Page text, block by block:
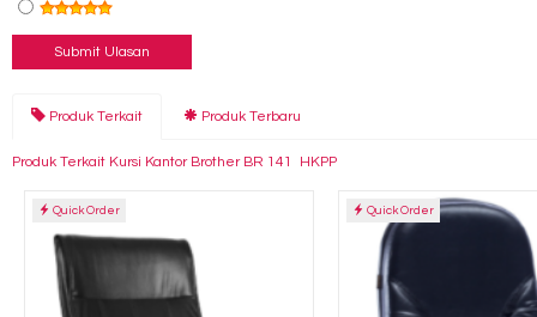
Produk Terkait Produk Terbaru
Produk Terkait Kursi Kantor Brother BR 141 HKPP
Quick Order Quick Order